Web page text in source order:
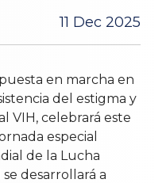
11 Dec 2025
en marcha en
del estigma y
VIH, celebrará este
especial
de la Lucha
desarrollará a